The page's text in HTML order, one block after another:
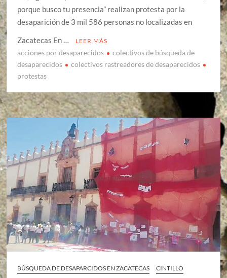
porque busco tu presencia” realizan protesta por la
desaparición de 3 mil 586 personas no localizadas en
Zacatecas En …
LEER MÁS
acciones por desaparecidos
colectivos de búsqueda de
desaparecidos
colectivos rastreadores de desaparecidos
protestas
BÚSQUEDA DE DESAPARCIDOS EN ZACATECAS
CINTILLO